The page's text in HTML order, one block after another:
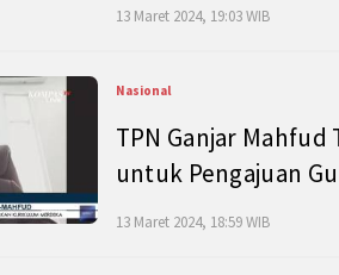
13 Maret 2024, 19:03 WIB
Nasional
TPN Ganjar
untuk Pengajuan
13 Maret 2024, 18:59 WIB